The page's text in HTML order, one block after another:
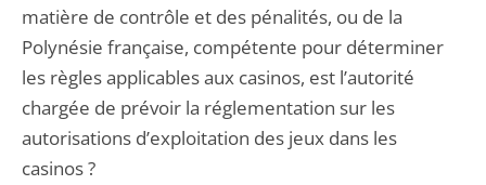
matière de contrôle et des pénalités, ou de la
Polynésie française, compétente pour déterminer
les règles applicables aux casinos, est l’autorité
chargée de prévoir la réglementation sur les
autorisations d’exploitation des jeux dans les
casinos ?